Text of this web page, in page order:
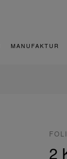
MANUFAKTUR
2